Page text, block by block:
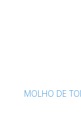
MOLHO DE